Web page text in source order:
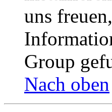
uns
Group
Nach oben